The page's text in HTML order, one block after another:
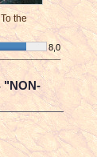
the
8,0
"NON-